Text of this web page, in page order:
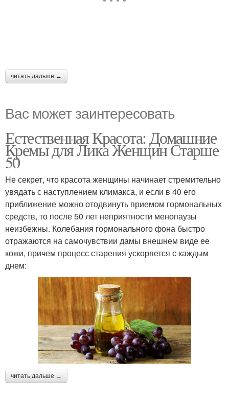
читать дальше →
Вас может заинтересовать
Естественная Красота: Домашние
Кремы для Лика Женщин Старше
50
Не секрет, что красота женщины начинает стремительно
увядать с наступлением климакса, и если в 40 его
приближение можно отодвинуть приемом гормональных
средств, то после 50 лет неприятности менопаузы
неизбежны. Колебания гормонального фона быстро
отражаются на самочувствии дамы внешнем виде ее
кожи, причем процесс старения ускоряется с каждым
днем:
читать дальше →